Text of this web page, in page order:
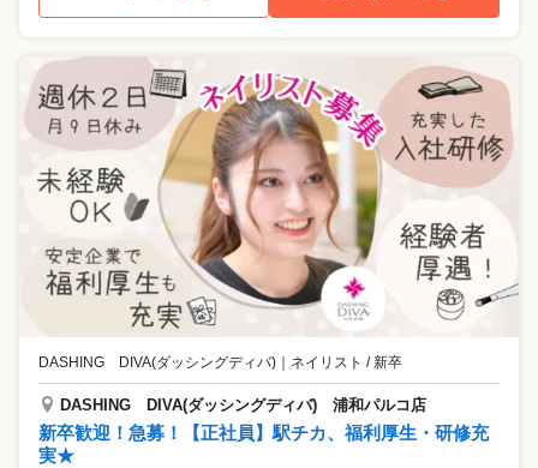
DASHING DIVA(ダッシングディバ) ネイリスト / 新卒
DASHING DIVA(ダッシングディバ) 浦和パルコ店
新卒歓迎！急募！【正社員】駅チカ、福利厚生・研修充
実★